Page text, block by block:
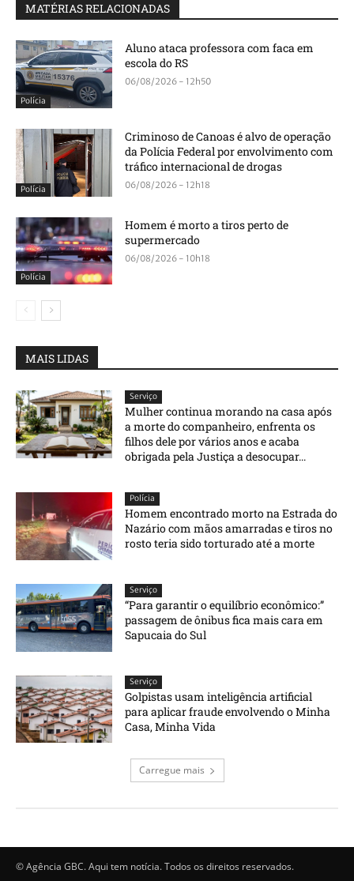
MATÉRIAS RELACIONADAS
Polícia
Aluno ataca professora com faca em
escola do RS
06/08/2026 - 12h50
Polícia
Criminoso de Canoas é alvo de operação
da Polícia Federal por envolvimento com
tráfico internacional de drogas
06/08/2026 - 12h18
Polícia
Homem é morto a tiros perto de
supermercado
06/08/2026 - 10h18
MAIS LIDAS
Serviço
Mulher continua morando na casa após
a morte do companheiro, enfrenta os
filhos dele por vários anos e acaba
obrigada pela Justiça a desocupar...
Polícia
Homem encontrado morto na Estrada do
Nazário com mãos amarradas e tiros no
rosto teria sido torturado até a morte
Serviço
“Para garantir o equilíbrio econômico:”
passagem de ônibus fica mais cara em
Sapucaia do Sul
Serviço
Golpistas usam inteligência artificial
para aplicar fraude envolvendo o Minha
Casa, Minha Vida
Carregue mais
© Agência GBC. Aqui tem notícia. Todos os direitos reservados.